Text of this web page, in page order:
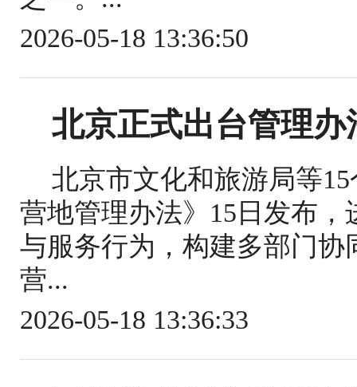
2026-05-18 13:36:50
北京正式出台管理
北京市文化和旅游局等
营地管理办法》15日发布
与服务行为，构建多部门
营...
2026-05-18 13:36:33